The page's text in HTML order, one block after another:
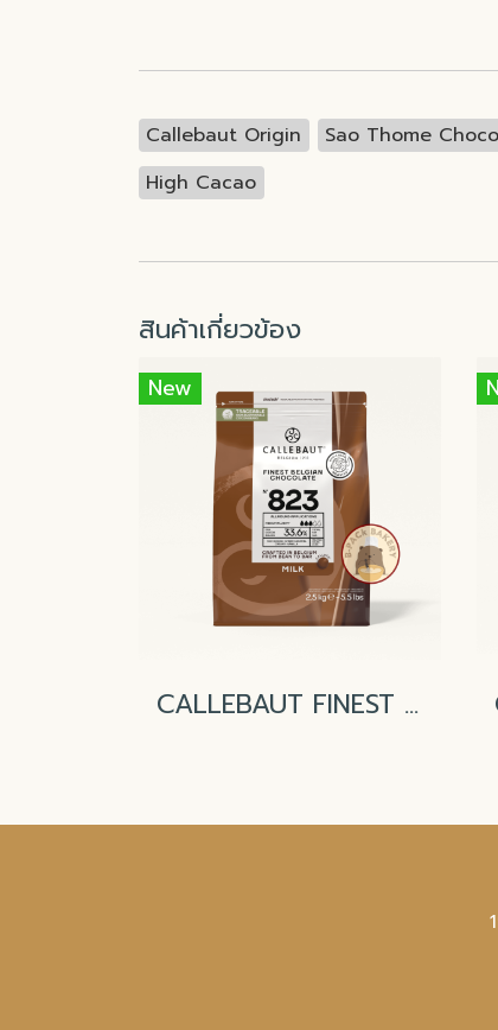
Callebaut Origin Sao Thome
High Cacao
สินค้าเกี่ยวข้อง
New
CALLEBAUT FINEST BELGIAN CHOCOLATE Milk Couverture 33.6%